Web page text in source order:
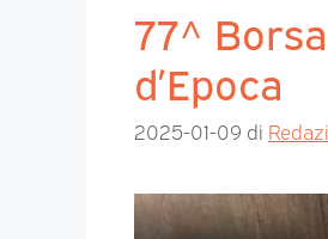
77^
d’Epoca
2025-01-09 di